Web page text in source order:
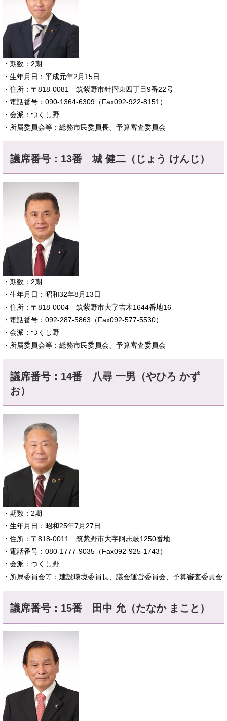
​・期数：2期
・生年月日：平成元年2月15日
・住所：〒818-0081 筑紫野市針摺東四丁目9番22号
・電話番号：090-1364-6309（Fax092-922-8151）
・会派：つくし野
・所属委員会等：総務市民委員長、予算審査委員会
議席番号：13番 城 健二（じょう けんじ）
​・期数：2期
・生年月日：昭和32年8月13日
・住所：〒818-0004 筑紫野市大字吉木1644番地16
・電話番号：092-287-5863（Fax092-577-5530）
・会派：つくし野
・所属委員会等：総務市民委員会、予算審査委員会
議席番号：14番 八尋 一男（やひろ かず
お）
​・期数：2期
・生年月日：昭和25年7月27日
・住所：〒818-0011 筑紫野市大字阿志岐1250番地
・電話番号：080-1777-9035（Fax092-925-1743）
・会派：つくし野
・所属委員会等：建設環境委員長、議会運営委員会、予算審査委員会
議席番号：15番 田中 允（たなか まこと）